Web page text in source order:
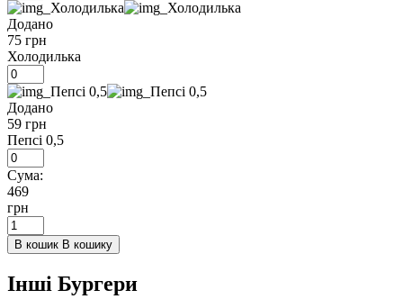
Додано
75 грн
Холодилька
Додано
59 грн
Пепсі 0,5
Сума:
469
грн
В кошик В кошику
Інші Бургери